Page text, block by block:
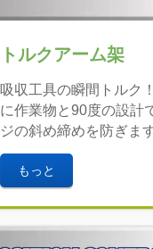
トルクアーム架
吸収工具の瞬間トルク
に作業物と90度の設計
ジの斜め締めを防ぎます
もっと